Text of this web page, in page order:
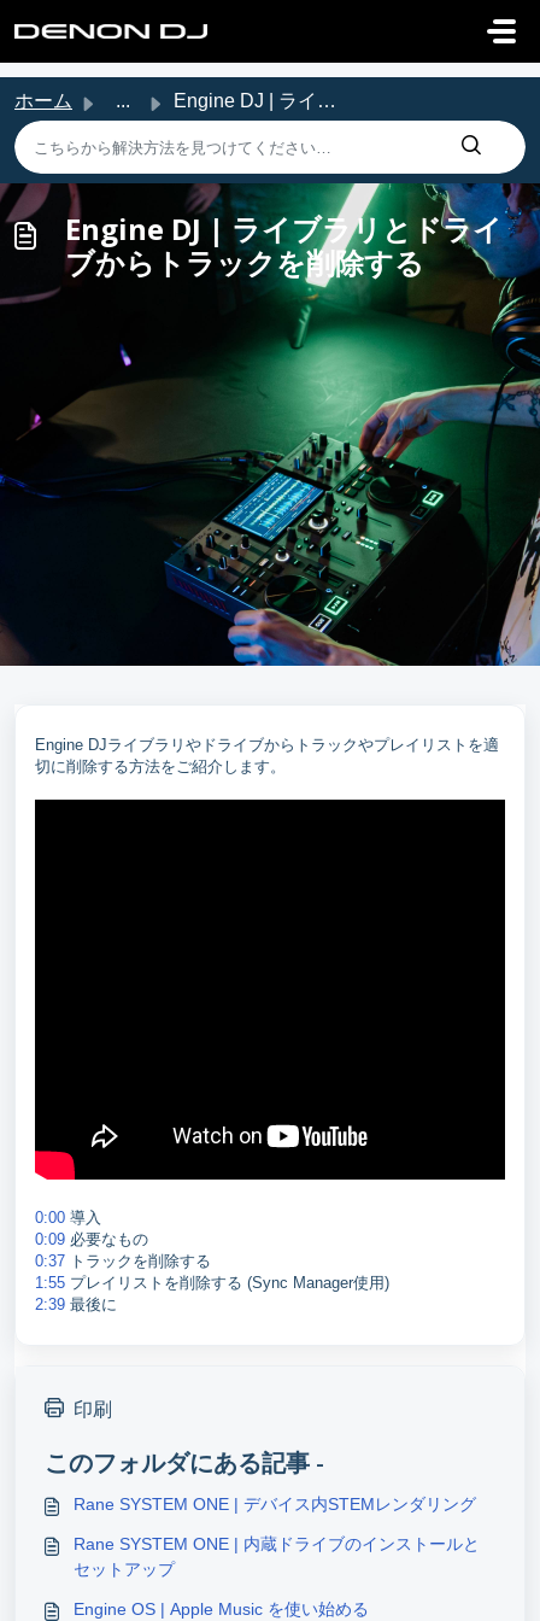
ホーム ... Engine DJ | ライブラリとドライブからトラックを削除する
Engine DJ | ライブラリとドライ
ブからトラックを削除する
Engine DJライブラリやドライブからトラックやプレイリストを適
切に削除する方法をご紹介します。
0:00 導入
0:09 必要なもの
0:37 トラックを削除する
1:55 プレイリストを削除する (Sync Manager使用)
2:39 最後に
印刷
このフォルダにある記事 -
Rane SYSTEM ONE | デバイス内STEMレンダリング
Rane SYSTEM ONE | 内蔵ドライブのインストールと
セットアップ
Engine OS | Apple Music を使い始める